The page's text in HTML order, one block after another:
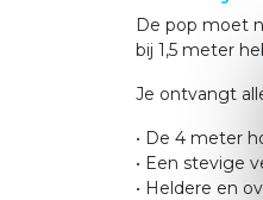
De pop moet
bij 1,5 meter
Je ontvangt
• De 4 meter
• Een stevige
• Heldere en